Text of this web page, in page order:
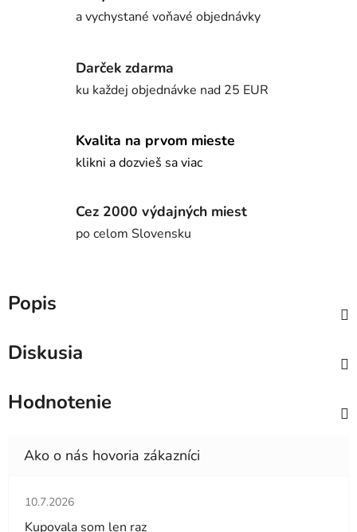
a vychystané voňavé objednávky
Darček zdarma
ku každej objednávke nad 25 EUR
Kvalita na prvom mieste
klikni a dozvieš sa viac
Cez 2000 výdajných miest
po celom Slovensku
Popis
Diskusia
Hodnotenie
Hodnotenie obchodu je 5 z 5 hviezdičiek.
10.7.2026
Kupovala som len raz